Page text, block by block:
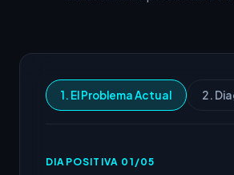
1. El Problema Actual 2.
DIAPOSITIVA 01/05